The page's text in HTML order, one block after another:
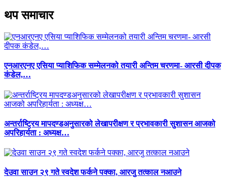
थप समाचार
एनआरएनए एसिया प्याशिफिक सम्मेलनको तयारी अन्तिम चरणमा- आरसी दीपक
कंडेल,…
अन्तर्राष्ट्रिय मापदण्डअनुसारको लेखापरीक्षण र प्रभावकारी सुशासन आजको
अपरिहार्यता : अध्यक्ष…
देउवा साउन २९ गते स्वदेश फर्कने पक्का, आरजु तत्काल नआउने